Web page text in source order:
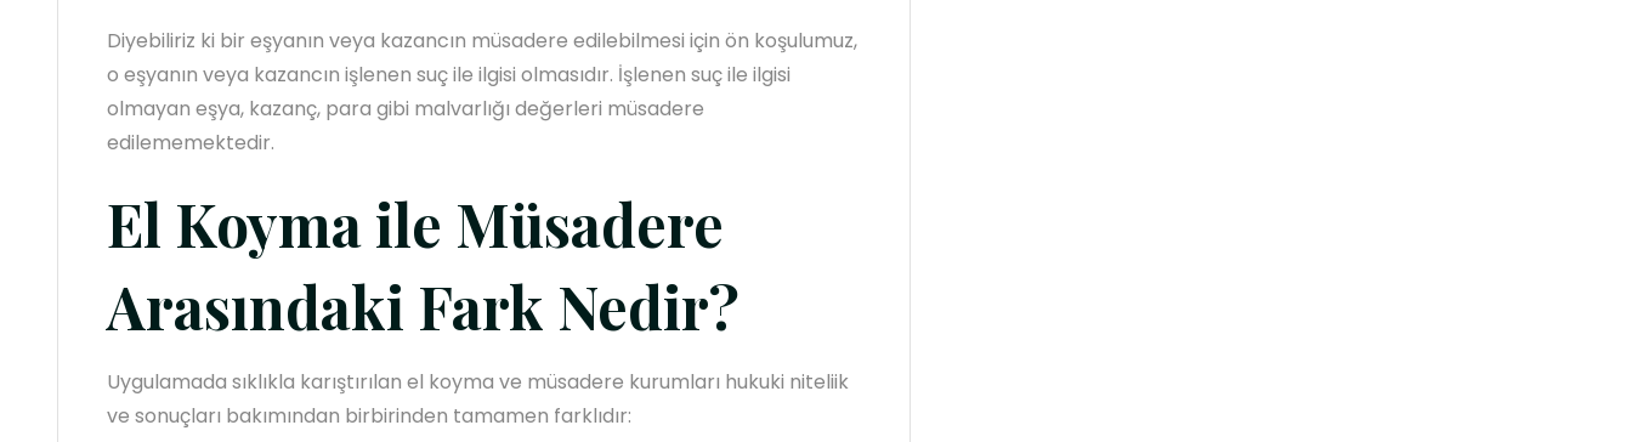
Diyebiliriz ki bir eşyanın veya kazancın müsadere edilebilmesi için ön koşulumuz,
o eşyanın veya kazancın işlenen suç ile ilgisi olmasıdır. İşlenen suç ile ilgisi
olmayan eşya, kazanç, para gibi malvarlığı değerleri müsadere
edilememektedir.
El Koyma ile Müsadere
Arasındaki Fark Nedir?
Uygulamada sıklıkla karıştırılan el koyma ve müsadere kurumları hukuki niteliik
ve sonuçları bakımından birbirinden tamamen farklıdır: